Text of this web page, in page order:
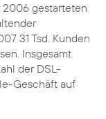
2006 gestarteten
31 Tsd. Kunden
Insgesamt
der DSL-
Geschäft auf